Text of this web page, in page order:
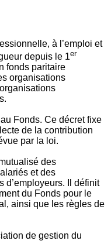
à l’emploi et
depuis le 1er
fonds paritaire
organisations
Fonds. Ce décret fixe
de la contribution
par la loi.
des
et des
d’employeurs. Il définit
du Fonds pour le
ainsi que les règles de
de gestion du